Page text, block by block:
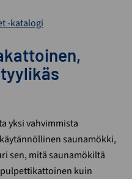
-katalogi
yksi vahvimmista
saunamökki,
sen, mitä saunamökiltä
kuin